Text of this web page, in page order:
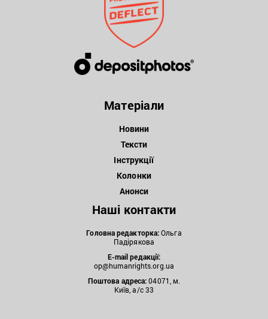
Матеріали
Новини
Тексти
Інструкції
Колонки
Анонси
Наші контакти
Головна редакторка:Ольга
Падірякова
E-mail редакції:
op@humanrights.org.ua
Поштова адреса:04071, м.
Київ, а/с 33